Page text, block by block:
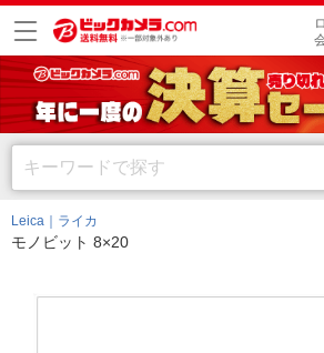
Leica｜ライカ
モノビット 8×20